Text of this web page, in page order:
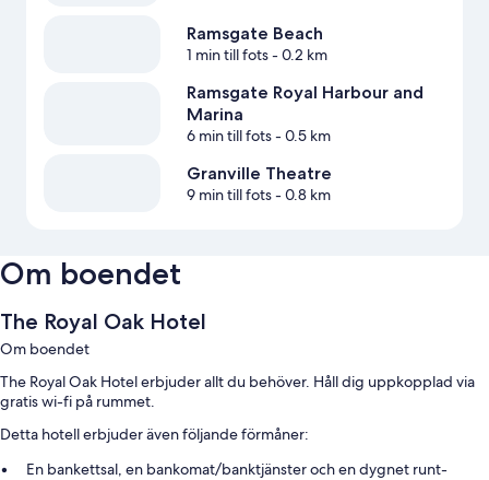
Ramsgate Beach
1 min till fots- 0.2 km
Ramsgate Royal Harbour and
Marina
6 min till fots- 0.5 km
Granville Theatre
9 min till fots- 0.8 km
Om boendet
The Royal Oak Hotel
Om boendet
The Royal Oak Hotel erbjuder allt du behöver. Håll dig uppkopplad via
gratis wi-fi på rummet.
Detta hotell erbjuder även följande förmåner:
En bankettsal, en bankomat/banktjänster och en dygnet runt-